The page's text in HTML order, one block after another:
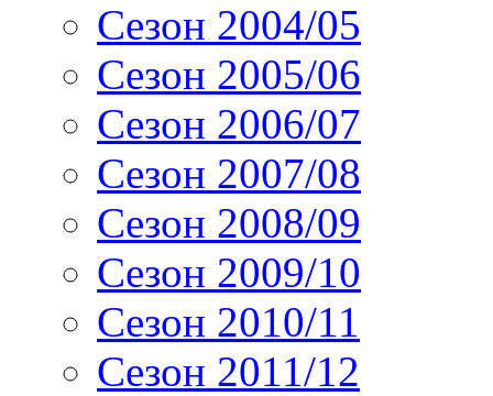
Сезон 2004/05
Сезон 2005/06
Сезон 2006/07
Сезон 2007/08
Сезон 2008/09
Сезон 2009/10
Сезон 2010/11
Сезон 2011/12